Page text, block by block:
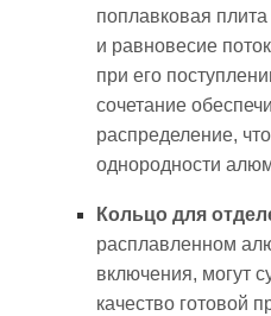
поплавковая
и равновесие
при его
сочетание
распределение,
однородности
Кольцо для
расплавленном
включения, могут
качество готовой